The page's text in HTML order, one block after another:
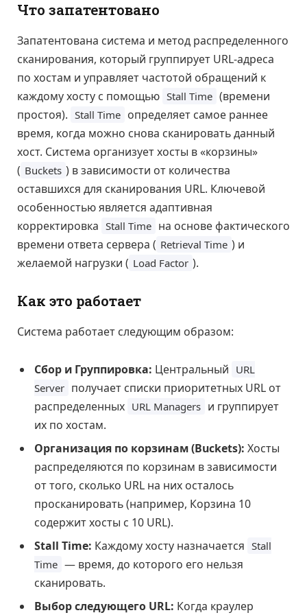
Что запатентовано
Запатентована система и метод распределенного
сканирования, который группирует URL-адреса
по хостам и управляет частотой обращений к
каждому хосту с помощью Stall Time (времени
простоя). Stall Time определяет самое раннее
время, когда можно снова сканировать данный
хост. Система организует хосты в «корзины»
( Buckets ) в зависимости от количества
оставшихся для сканирования URL. Ключевой
особенностью является адаптивная
корректировка Stall Time на основе фактического
времени ответа сервера ( Retrieval Time ) и
желаемой нагрузки ( Load Factor ).
Как это работает
Система работает следующим образом:
Сбор и Группировка: Центральный URL
Server получает списки приоритетных URL от
распределенных URL Managers и группирует
их по хостам.
Организация по корзинам (Buckets): Хосты
распределяются по корзинам в зависимости
от того, сколько URL на них осталось
просканировать (например, Корзина 10
содержит хосты с 10 URL).
Stall Time: Каждому хосту назначается Stall
Time — время, до которого его нельзя
сканировать.
Выбор следующего URL: Когда краулер